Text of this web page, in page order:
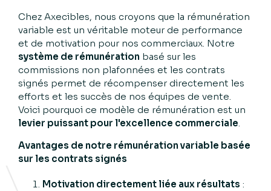
Chez Axecibles, nous croyons que la rémunération
variable est un véritable moteur de performance
et de motivation pour nos commerciaux. Notre
système de rémunération basé sur les
commissions non plafonnées et les contrats
signés permet de récompenser directement les
efforts et les succès de nos équipes de vente.
Voici pourquoi ce modèle de rémunération est un
levier puissant pour l'excellence commerciale.
Avantages de notre rémunération variable basée
sur les contrats signés
Motivation directement liée aux résultats :